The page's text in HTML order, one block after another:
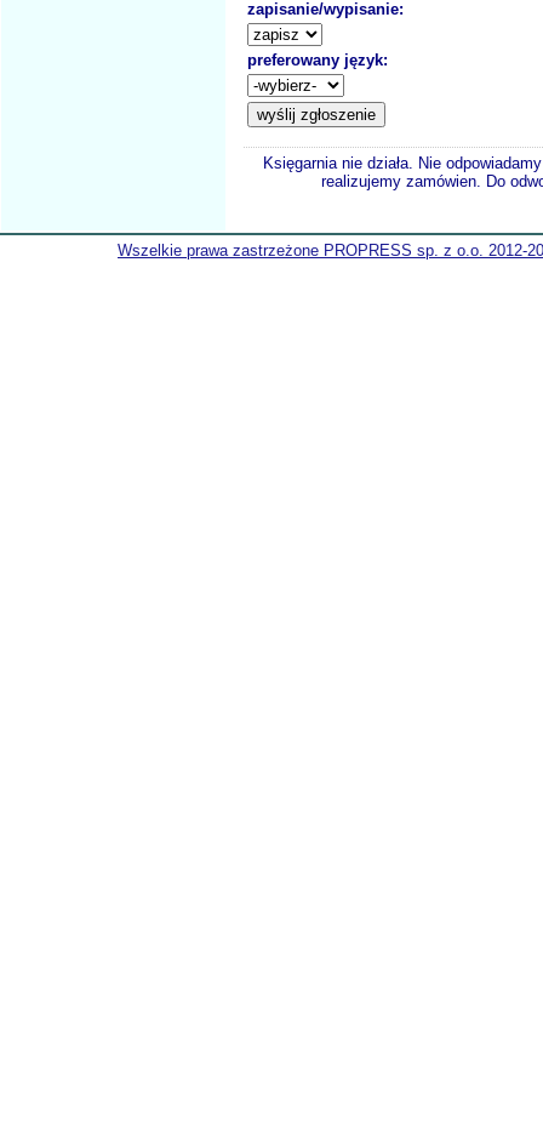
zapisanie/wypisanie:
preferowany język:
Księgarnia nie działa. Nie
realizujemy zamówien. Do
Wszelkie prawa zastrzeżone PROPRESS sp. z o.o. 2012-